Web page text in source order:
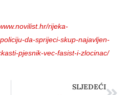
rijeka-
da-sprijeci-skup-najavljen-
pjesnik-vec-fasist-i-zlocinac/
SLJEDEĆI